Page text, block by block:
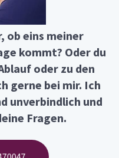
ob eins meiner
kommt? Oder du
oder zu den
gerne bei mir. Ich
unverbindlich und
Fragen.